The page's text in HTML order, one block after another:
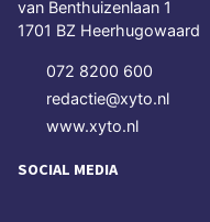
van Benthuizenlaan 1
1701 BZ Heerhugowaard
072 8200 600
redactie@xyto.nl
www.xyto.nl
SOCIAL MEDIA